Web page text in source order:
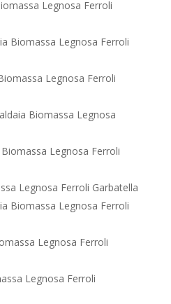
Legnosa Ferroli
Biomassa Legnosa Ferroli
Legnosa Ferroli
Biomassa Legnosa
Biomassa Legnosa Ferroli
Legnosa Ferroli Garbatella
Biomassa Legnosa Ferroli
Legnosa Ferroli
Legnosa Ferroli